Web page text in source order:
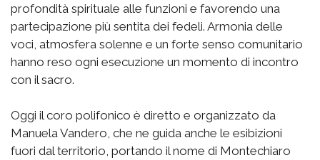
profondità spirituale alle funzioni e favorendo una
partecipazione più sentita dei fedeli. Armonia delle
voci, atmosfera solenne e un forte senso comunitario
hanno reso ogni esecuzione un momento di incontro
con il sacro.
Oggi il coro polifonico è diretto e organizzato da
Manuela Vandero, che ne guida anche le esibizioni
fuori dal territorio, portando il nome di Montechiaro